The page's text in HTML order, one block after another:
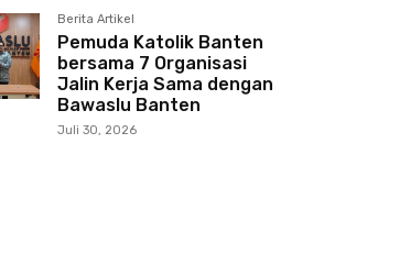
Berita Artikel
Pemuda Katolik Banten
bersama 7 Organisasi
Jalin Kerja Sama dengan
Bawaslu Banten
Juli 30, 2026